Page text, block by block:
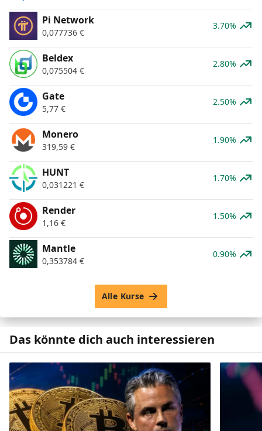
Pi Network
0,077736 €
3.70%
Beldex
0,075504 €
2.80%
Gate
5,77 €
2.50%
Monero
319,59 €
1.90%
HUNT
0,031221 €
1.70%
Render
1,16 €
1.50%
Mantle
0,353784 €
0.90%
Alle Kurse
Das könnte dich auch interessieren